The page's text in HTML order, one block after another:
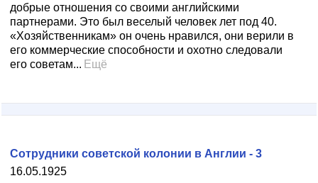
добрые отношения со своими английскими
партнерами. Это был веселый человек лет под 40.
«Хозяйственникам» он очень нравился, они верили в
его коммерческие способности и охотно следовали
его советам... Ещё
16.05.1925
Сотрудники советской колонии в Англии - 3